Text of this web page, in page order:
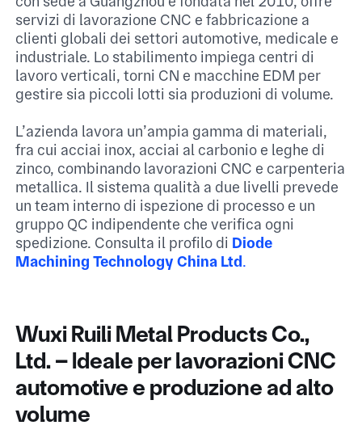
servizi di lavorazione CNC e fabbricazione a
clienti globali dei settori automotive, medicale e
industriale. Lo stabilimento impiega centri di
lavoro verticali, torni CN e macchine EDM per
gestire sia piccoli lotti sia produzioni di volume.​
L’azienda lavora un’ampia gamma di materiali,
fra cui acciai inox, acciai al carbonio e leghe di
zinco, combinando lavorazioni CNC e carpenteria
metallica. Il sistema qualità a due livelli prevede
un team interno di ispezione di processo e un
gruppo QC indipendente che verifica ogni
spedizione.​ Consulta il profilo di Diode
Machining Technology China Ltd.​
Wuxi Ruili Metal Products Co.,
Ltd. – Ideale per lavorazioni CNC
automotive e produzione ad alto
volume